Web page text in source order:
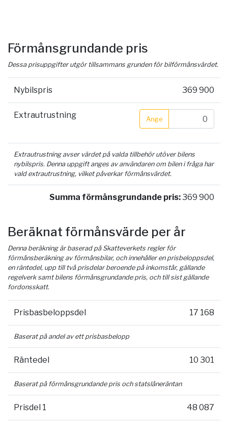
Förmånsgrundande pris
Dessa prisuppgifter utgör tillsammans grunden för bilförmånsvärdet.
Nybilspris 369 900
Extrautrustning Ange
Extrautrustning avser värdet på valda tillbehör utöver bilens
nybilspris. Denna uppgift anges av användaren om bilen i fråga har
vald extrautrustning, vilket påverkar förmånsvärdet.
Summa förmånsgrundande pris:369 900
Beräknat förmånsvärde per år
Denna beräkning är baserad på Skatteverkets regler för
förmånsberäkning av förmånsbilar, och innehåller en prisbeloppsdel,
en räntedel, upp till två prisdelar beroende på inkomstår, gällande
regelverk samt bilens förmånsgrundande pris, och till sist gällande
fordonsskatt.
Prisbasbeloppsdel 17 168
Baserat på andel av ett prisbasbelopp
Räntedel 10 301
Baserat på förmånsgrundande pris och statslåneräntan
Prisdel 1 48 087